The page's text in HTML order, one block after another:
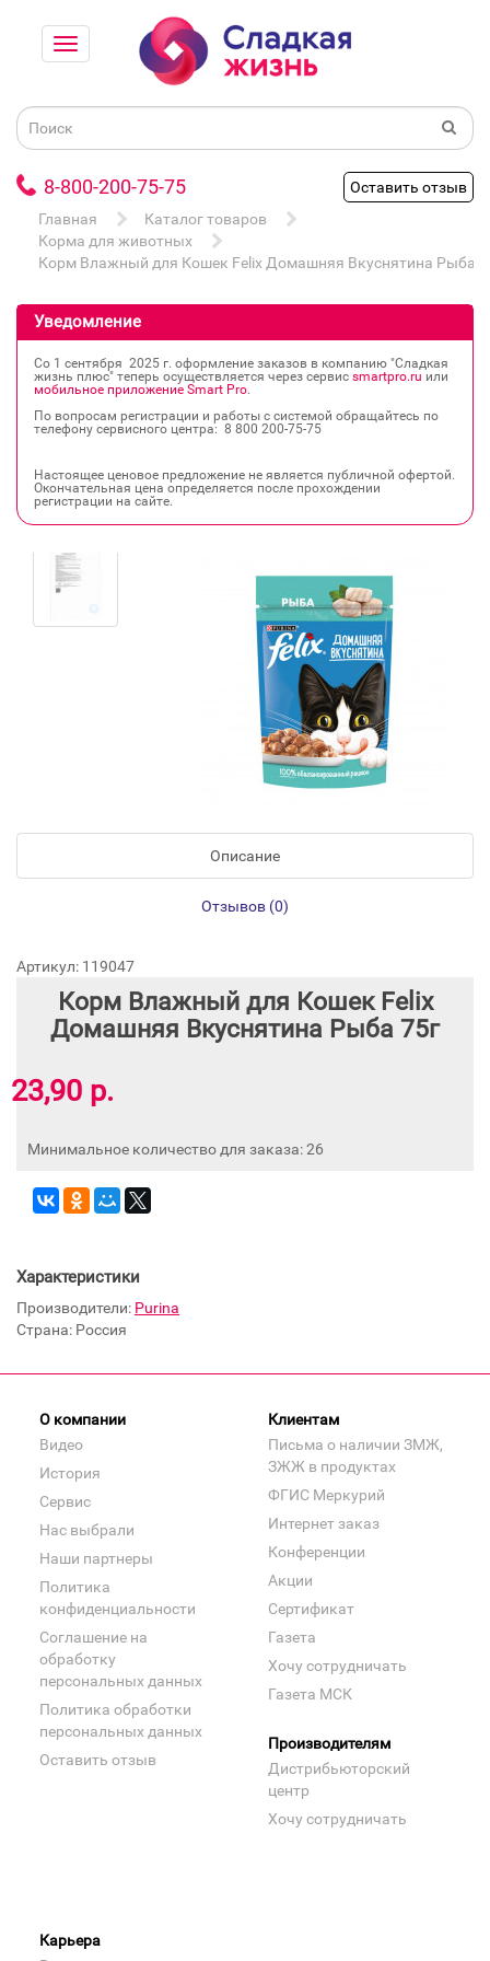
8-800-200-75-75
Оставить отзыв
Главная
Каталог товаров
Корма для животных
Корм Влажный для Кошек Felix Домашняя Вкуснятина Рыба
Уведомление
Со 1 сентября 2025 г. оформление заказов в компанию "Сладкая
жизнь плюс" теперь осуществляется через сервис smartpro.ru или
мобильное приложение Smart Pro.
По вопросам регистрации и работы с системой обращайтесь по
телефону сервисного центра: 8 800 200‐75‐75
Настоящее ценовое предложение не является публичной офертой.
Окончательная цена определяется после прохождении
регистрации на сайте.
Описание
Отзывов (0)
Артикул: 119047
Корм Влажный для Кошек Felix
Домашняя Вкуснятина Рыба 75г
23,90 р.
Минимальное количество для заказа: 26
Характеристики
Производители: Purina
Страна: Россия
О компании
Видео
История
Сервис
Нас выбрали
Наши партнеры
Политика
конфиденциальности
Соглашение на
обработку
персональных данных
Политика обработки
персональных данных
Оставить отзыв
Клиентам
Письма о наличии ЗМЖ,
ЗЖЖ в продуктах
ФГИС Меркурий
Интернет заказ
Конференции
Акции
Сертификат
Газета
Хочу сотрудничать
Газета МСК
Производителям
Дистрибьюторский
центр
Хочу сотрудничать
Карьера